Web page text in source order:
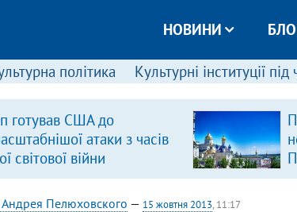
НОВИНИ
політика Культурні інституції під
готував США до
атаки з часів
світової війни
Андрея Пелюховского — 15 жовтня 2013, 11:17